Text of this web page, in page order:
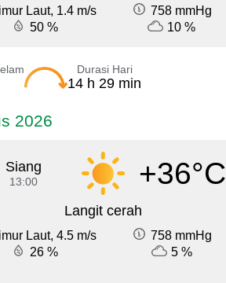
Laut, 1.4 m/s
758 mmHg
50 %
10 %
Durasi Hari
14 h 29 min
2026
Siang
13:00 +36°C
Langit cerah
Laut, 4.5 m/s
758 mmHg
26 %
5 %